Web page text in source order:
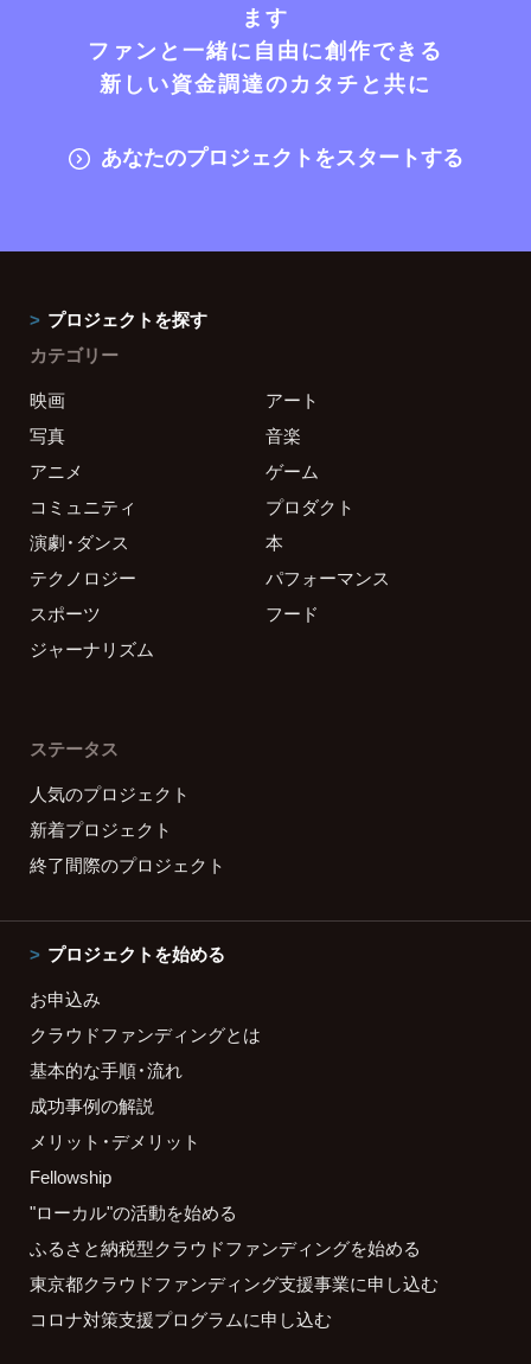
ます
ファンと一緒に自由に創作できる
新しい資金調達のカタチと共に
あなたのプロジェクトをスタートする
プロジェクトを探す
カテゴリー
映画
アート
写真
音楽
アニメ
ゲーム
コミュニティ
プロダクト
演劇・ダンス
本
テクノロジー
パフォーマンス
スポーツ
フード
ジャーナリズム
ステータス
人気のプロジェクト
新着プロジェクト
終了間際のプロジェクト
プロジェクトを始める
お申込み
クラウドファンディングとは
基本的な手順・流れ
成功事例の解説
メリット・デメリット
Fellowship
"ローカル"の活動を始める
ふるさと納税型クラウドファンディングを始める
東京都クラウドファンディング支援事業に申し込む
コロナ対策支援プログラムに申し込む